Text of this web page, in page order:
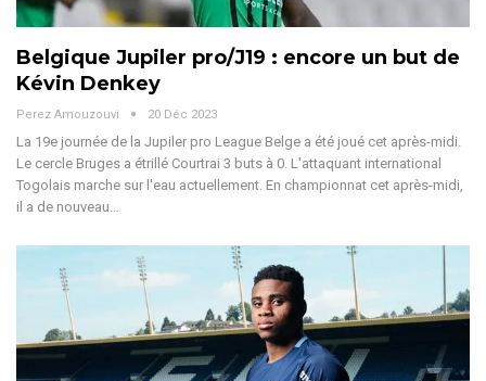
Belgique Jupiler pro/J19 : encore un but de
Kévin Denkey
Perez Amouzouvi 20 Déc 2023
La 19e journée de la Jupiler pro League Belge a été joué cet après-midi.
Le cercle Bruges a étrillé Courtrai 3 buts à 0. L'attaquant international
Togolais marche sur l'eau actuellement. En championnat cet après-midi,
il a de nouveau